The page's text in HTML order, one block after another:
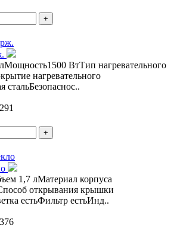
+
ВтТип нагревательного
нагревательного
стальБезопаснос..
+
1,7 лМатериал корпуса
открывания крышки
естьФильтр естьИнд..